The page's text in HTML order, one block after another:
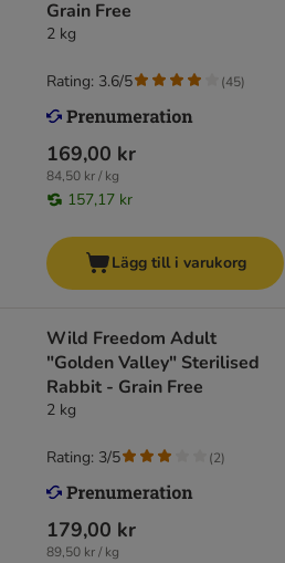
Grain Free
2 kg
169,00 kr
84,50 kr / kg
157,17 kr
Rating: 3.6/5 (45)
Lägg till i varukorg
Wild Freedom Adult
"Golden Valley" Sterilised
Rabbit - Grain Free
2 kg
179,00 kr
89,50 kr / kg
Rating: 3/5 (2)